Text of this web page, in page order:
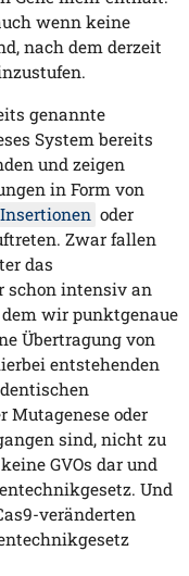
wenn keine
nach dem derzeit
genannte
System bereits
und zeigen
in Form von
Insertionen oder
Zwar fallen
das
schon intensiv an
wir punktgenaue
Übertragung von
entstehenden
Mutagenese oder
sind, nicht zu
GVOs dar und
Und
veränderten